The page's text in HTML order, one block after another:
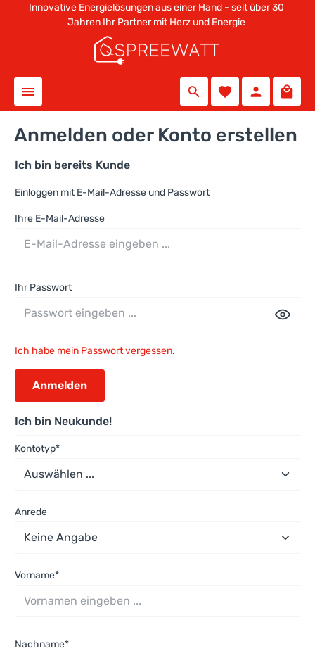
Innovative Energielösungen aus einer Hand - seit über 30
Jahren Ihr Partner mit Herz und Energie
Anmelden oder Konto erstellen
Ich bin bereits Kunde
Einloggen mit E-Mail-Adresse und Passwort
Ihre E-Mail-Adresse
Ihr Passwort
Ich habe mein Passwort vergessen.
Anmelden
Ich bin Neukunde!
Persönliche Informationen
Kontotyp*
Anrede
Vorname*
Nachname*